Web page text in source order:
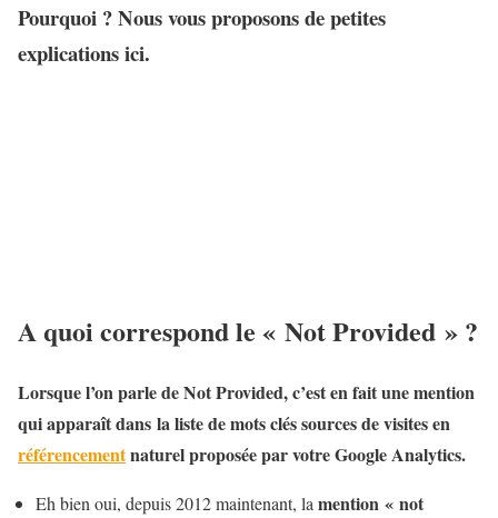
Pourquoi ? Nous vous proposons de petites
explications ici.
A quoi correspond le « Not Provided » ?
Lorsque l’on parle de Not Provided, c’est en fait une mention
qui apparaît dans la liste de mots clés sources de visites en
référencementnaturel proposée par votre Google Analytics.
Eh bien oui, depuis 2012 maintenant, lamention « not